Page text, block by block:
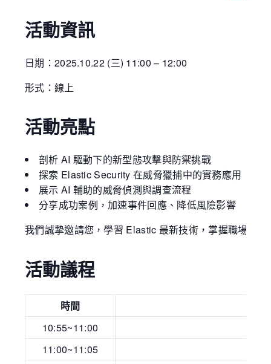
活動資訊
日期：2025.10.22 (三) 11:00 – 12:00
形式：線上
活動亮點
剖析 AI 驅動下的新型態攻擊與防禦挑戰
探索 Elastic Security 在威脅獵捕中的實務應用
展示 AI 輔助的威脅偵測與調查流程
分享成功案例，加速事件回應、降低風險影響
我們誠摯邀請您，學習 Elastic 最新技術，掌握職場競爭
活動議程
時間
10:55~11:00
11:00~11:05